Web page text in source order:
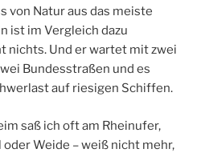
von Natur aus das meiste
ist im Vergleich dazu
nichts. Und er wartet mit zwei
Bundesstraßen und es
auf riesigen Schiffen.
saß ich oft am Rheinufer,
Weide – weiß nicht mehr,